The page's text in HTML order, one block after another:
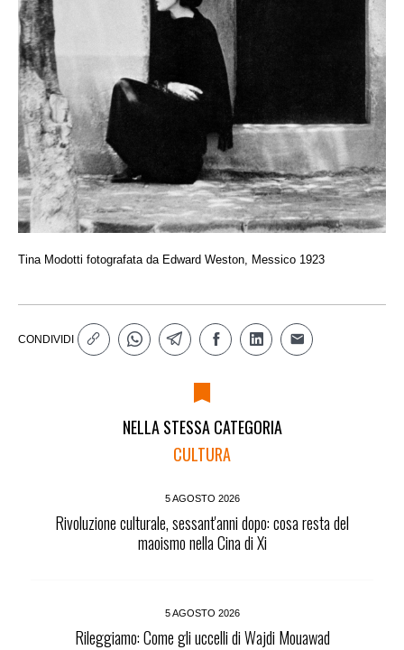
Tina Modotti fotografata da Edward Weston, Messico 1923
CONDIVIDI
NELLA STESSA CATEGORIA
CULTURA
5 AGOSTO 2026
Rivoluzione culturale, sessant'anni dopo: cosa resta del
maoismo nella Cina di Xi
5 AGOSTO 2026
Rileggiamo: Come gli uccelli di Wajdi Mouawad